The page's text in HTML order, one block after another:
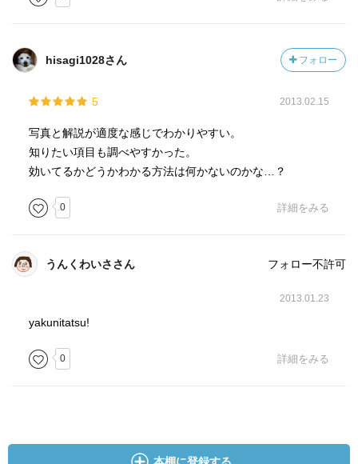
hisagi1028さん フォロー
5 2013.02.15
写真と解説が適度な感じでわかりやすい。
知りたい項目も調べやすかった。
効いてるかどうかわかる方法は何かないのかな…？
0 詳細をみる
うんくわいささん フォロー不許可
2013.01.23
yakunitatsu!
0 詳細をみる